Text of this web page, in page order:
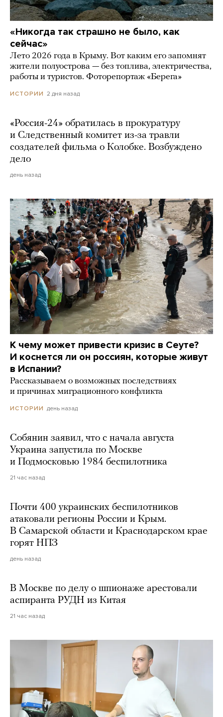
«Никогда так страшно не было, как
сейчас»
Лето 2026 года в Крыму. Вот каким его запомнят
жители полуострова — без топлива, электричества,
работы и туристов. Фоторепортаж «Берега»
ИСТОРИИ 2 дня назад
«Россия-24» обратилась в прокуратуру
и Следственный комитет из-за травли
создателей фильма о Колобке. Возбуждено
дело
день назад
К чему может привести кризис в Сеуте?
И коснется ли он россиян, которые живут
в Испании?
Рассказываем о возможных последствиях
и причинах миграционного конфликта
ИСТОРИИ день назад
Собянин заявил, что с начала августа
Украина запустила по Москве
и Подмосковью 1984 беспилотника
21 час назад
Почти 400 украинских беспилотников
атаковали регионы России и Крым.
В Самарской области и Краснодарском крае
горят НПЗ
день назад
В Москве по делу о шпионаже арестовали
аспиранта РУДН из Китая
21 час назад